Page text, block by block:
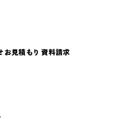
お見積もり 資料請求